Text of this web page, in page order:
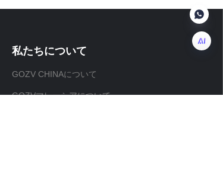
私たちについて
GOZV CHINAについて
GOZVマレーシアについて
JP